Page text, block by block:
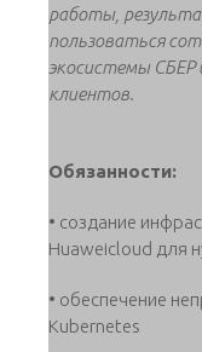
работы,
пользоваться
экосистемы СБЕР
клиентов.
Обязанности:
• создание
Huaweicloud для
• обеспечение
Kubernetes